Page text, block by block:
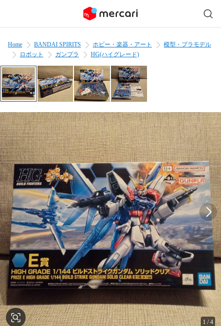
Home BANDAI SPIRITS ホビー・楽器・アート
模型・プラモデル
ロボット
ガンプラ HG(ハイグレード)
1 /4